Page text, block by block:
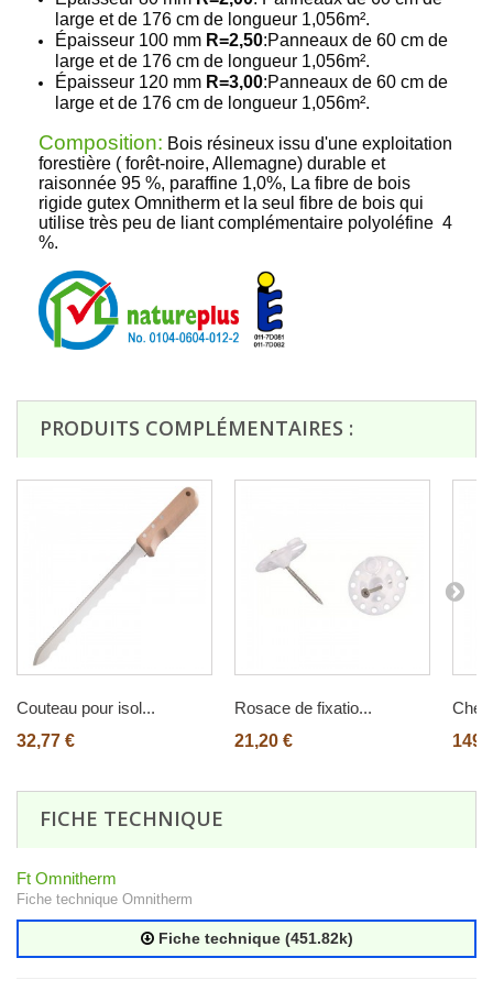
large et de 176 cm de longueur 1,056m².
Épaisseur 100 mm R=2,50:Panneaux de 60 cm de
large et de 176 cm de longueur 1,056m².
Épaisseur 120 mm R=3,00:Panneaux de 60 cm de
large et de 176 cm de longueur 1,056m².
Composition: Bois résineux issu d'une exploitation
forestière ( forêt-noire, Allemagne) durable et
raisonnée 95 %, paraffine 1,0%, La fibre de bois
rigide gutex Omnitherm et la seul fibre de bois qui
utilise très peu de liant complémentaire polyoléfine 4
%.
PRODUITS COMPLÉMENTAIRES :
Couteau pour isol...
32,77 €
Rosace de fixatio...
21,20 €
FICHE TECHNIQUE
Ft Omnitherm
Fiche technique Omnitherm
Fiche technique (451.82k)